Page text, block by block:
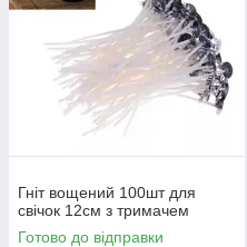
Гніт вощений 100шт для
свічок 12см з тримачем
Готово до відправки